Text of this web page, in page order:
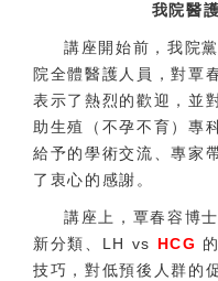
我院醫
講座開始前，我院
院全體醫護人員，對覃
表示了熱烈的歡迎，並
助生殖（不孕不育）專
給予的學術交流、專家
了衷心的感謝。
講座上，覃春容博
新分類、LH vs HCG
技巧，對低預後人群的